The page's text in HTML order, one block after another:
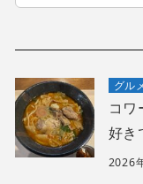
グル
コ
好き
2026